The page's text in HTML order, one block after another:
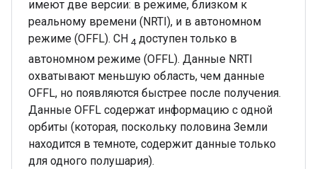
имеют две версии: в режиме, близком к
реальному времени (NRTI), и в автономном
режиме (OFFL). CH 4 доступен только в
автономном режиме (OFFL). Данные NRTI
охватывают меньшую область, чем данные
OFFL, но появляются быстрее после получения.
Данные OFFL содержат информацию с одной
орбиты (которая, поскольку половина Земли
находится в темноте, содержит данные только
для одного полушария).